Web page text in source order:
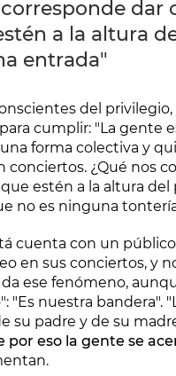
dar
a la altura
entrada"
del privilegio,
cumplir: "La gente
forma colectiva y
conciertos. ¿Qué nos
estén a la altura del
no es ninguna
cuenta con un
en sus conciertos, y
ese fenómeno,
"Es nuestra bandera".
su padre y de su
por eso la gente se